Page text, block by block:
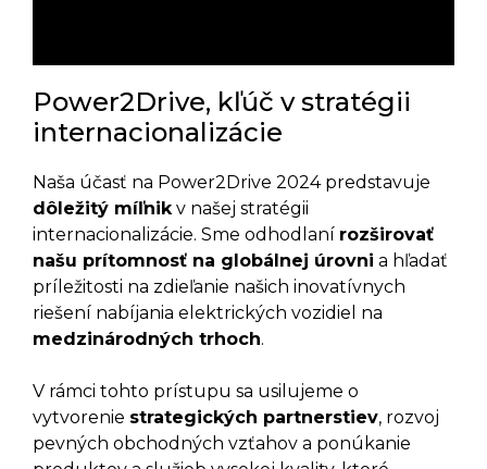
Power2Drive, kľúč v stratégii
internacionalizácie
Naša účasť na Power2Drive 2024 predstavuje
dôležitý míľnikv našej stratégii
internacionalizácie. Sme odhodlaní rozširovať
našu prítomnosť na globálnej úrovni a hľadať
príležitosti na zdieľanie našich inovatívnych
riešení nabíjania elektrických vozidiel na
medzinárodných trhoch.
V rámci tohto prístupu sa usilujeme o
vytvorenie strategických partnerstiev, rozvoj
pevných obchodných vzťahov a ponúkanie